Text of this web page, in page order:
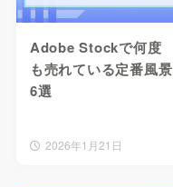
Adobe Stockで何度
も売れている定番風景
6選
2026年1月21日